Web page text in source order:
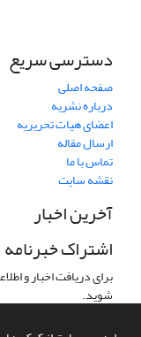
دسترسی سریع
صفحه اصلی
درباره نشریه
اعضای هیات تحریریه
ارسال مقاله
تماس با ما
نقشه سایت
آخرین اخبار
اشتراک خبرنامه
برای دریافت اخبار و
شوید.